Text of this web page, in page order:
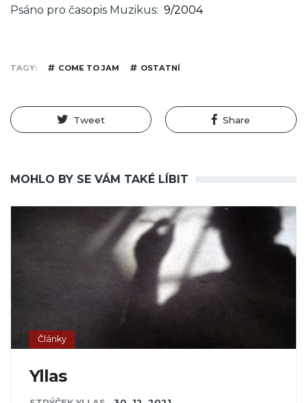
Psáno pro časopis Muzikus 9/2004
TAGY COME TO JAM OSTATNÍ
Tweet Share
MOHLO BY SE VÁM TAKÉ LÍBIT
Články
Yllas